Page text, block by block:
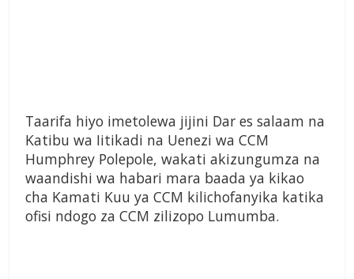
Taarifa hiyo imetolewa jijini Dar es salaam na
Katibu wa Iitikadi na Uenezi wa CCM
Humphrey Polepole, wakati akizungumza na
waandishi wa habari mara baada ya kikao
cha Kamati Kuu ya CCM kilichofanyika katika
ofisi ndogo za CCM zilizopo Lumumba.